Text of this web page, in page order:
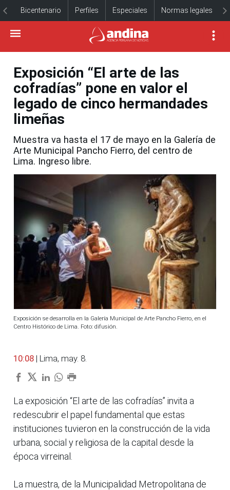
Bicentenario Perfiles Especiales Normas legales
Exposición “El arte de las
cofradías” pone en valor el
legado de cinco hermandades
limeñas
Muestra va hasta el 17 de mayo en la Galería de
Arte Municipal Pancho Fierro, del centro de
Lima. Ingreso libre.
Exposición se desarrolla en la Galería Municipal de Arte Pancho Fierro, en el
Centro Histórico de Lima. Foto: difusión.
10:08 | Lima, may. 8.
La exposición “El arte de las cofradías” invita a
redescubrir el papel fundamental que estas
instituciones tuvieron en la construcción de la vida
urbana, social y religiosa de la capital desde la
época virreinal.
La muestra, de la Municipalidad Metropolitana de